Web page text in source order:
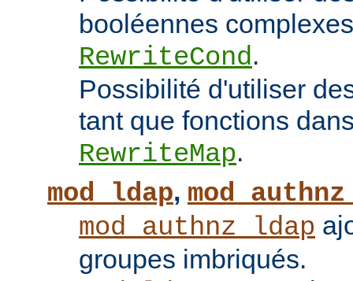
booléennes
RewriteCond.
Possibilité d'utiliser
tant que fonctions
RewriteMap.
mod_ldap,
mod_authnz_ldap
groupes imbriqués.